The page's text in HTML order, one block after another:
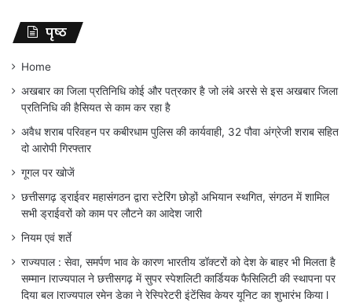
पृष्ठ
Home
अखबार का जिला प्रतिनिधि कोई और पत्रकार है जो लंबे अरसे से इस अखबार जिला
प्रतिनिधि की हैसियत से काम कर रहा है
अवैध शराब परिवहन पर कबीरधाम पुलिस की कार्यवाही, 32 पौवा अंग्रेजी शराब सहित
दो आरोपी गिरफ्तार
गूगल पर खोजें
छत्तीसगढ़ ड्राईवर महासंगठन द्वारा स्टेरिंग छोड़ों अभियान स्थगित, संगठन में शामिल
सभी ड्राईवरों को काम पर लौटने का आदेश जारी
नियम एवं शर्ते
राज्यपाल : सेवा, समर्पण भाव के कारण भारतीय डॉक्टरों को देश के बाहर भी मिलता है
सम्मान lराज्यपाल ने छत्तीसगढ़ में सुपर स्पेशलिटी कार्डियक फैसिलिटी की स्थापना पर
दिया बल lराज्यपाल रमेन डेका ने रेस्पिरेटरी इंटेंसिव केयर यूनिट का शुभारंभ किया l